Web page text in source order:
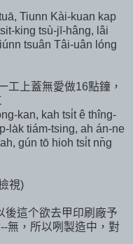
Tiunn Kài-kuan kap
king tsù-jī-hâng, lâi
tsuân Tâi-uân lóng
工上蓋無愛做16點鐘，
kan, kah tsi̍t ê thîng-
la̍k tiám-tsing, ah án-ne
gún tō hioh tsi̍t nn̄g
視)
後這个欲去甲印刷廠予
無，所以咧製造中，對